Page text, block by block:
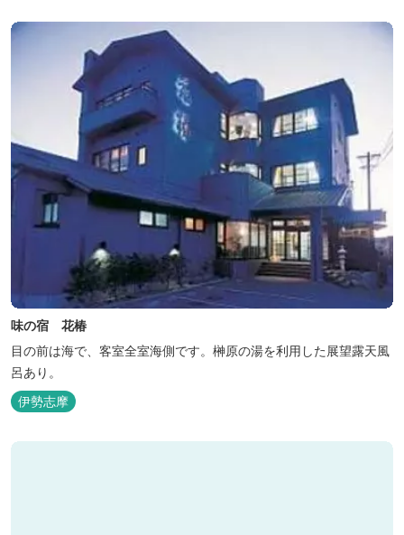
味の宿 花椿
目の前は海で、客室全室海側です。榊原の湯を利用した展望露天風
呂あり。
伊勢志摩